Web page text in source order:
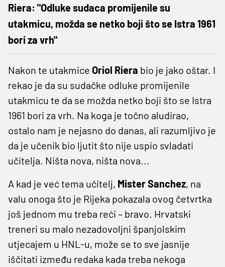
Riera: "Odluke sudaca promijenile su
utakmicu, možda se netko boji što se Istra 1961
bori za vrh"
Nakon te utakmice Oriol Riera bio je jako oštar. I
rekao je da su sudačke odluke promijenile
utakmicu te da se možda netko boji što se Istra
1961 bori za vrh. Na koga je točno aludirao,
ostalo nam je nejasno do danas, ali razumljivo je
da je učenik bio ljutit što nije uspio svladati
učitelja. Ništa nova, ništa nova...
A kad je već tema učitelj, Mister Sanchez, na
valu onoga što je Rijeka pokazala ovog četvrtka
još jednom mu treba reći – bravo. Hrvatski
treneri su malo nezadovoljni španjolskim
utjecajem u HNL-u, može se to sve jasnije
iščitati između redaka kada treba nekoga